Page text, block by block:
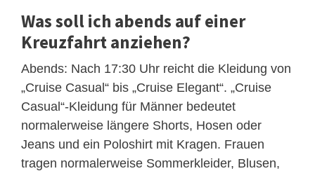
Was soll ich abends auf einer
Kreuzfahrt anziehen?
Abends: Nach 17:30 Uhr reicht die Kleidung von
„Cruise Casual“ bis „Cruise Elegant“. „Cruise
Casual“-Kleidung für Männer bedeutet
normalerweise längere Shorts, Hosen oder
Jeans und ein Poloshirt mit Kragen. Frauen
tragen normalerweise Sommerkleider, Blusen,